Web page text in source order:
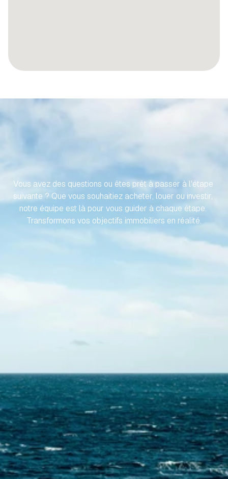
EFFORT
Vous avez des questions ou êtes prêt à passer à l'étape
suivante ? Que vous souhaitiez acheter, louer ou investir,
notre équipe est là pour vous guider à chaque étape.
Transformons vos objectifs immobiliers en réalité.